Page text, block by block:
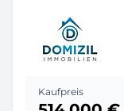
Kaufpreis